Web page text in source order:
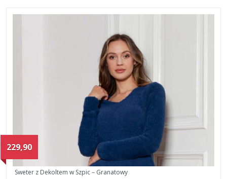
229,90
Sweter z Dekoltem w Szpic – Granatowy